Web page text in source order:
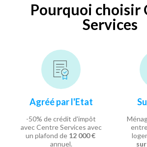
Pourquoi choisir
Services
Agréé par l'Etat
-50% de crédit d'impôt
avec Centre Services avec
un plafond de 12 000 €
annuel.